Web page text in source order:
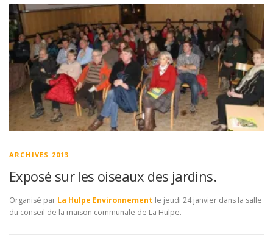
ARCHIVES 2013
Exposé sur les oiseaux des jardins.
Organisé par La Hulpe Environnement le jeudi 24 janvier dans la salle
du conseil de la maison communale de La Hulpe.